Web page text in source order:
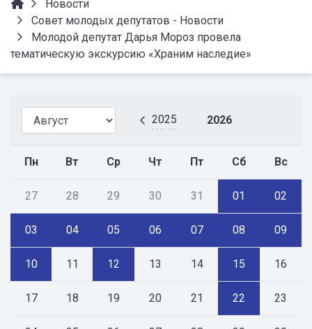
Новости
Совет молодых депутатов - Новости
Молодой депутат Дарья Мороз провела
тематическую экскурсию «Храним наследие»
2025 2026
Пн Вт Ср Чт Пт Сб Вс
27 28 29 30 31 01 02
03 04 05 06 07 08 09
10 11 12 13 14 15 16
17 18 19 20 21 22 23